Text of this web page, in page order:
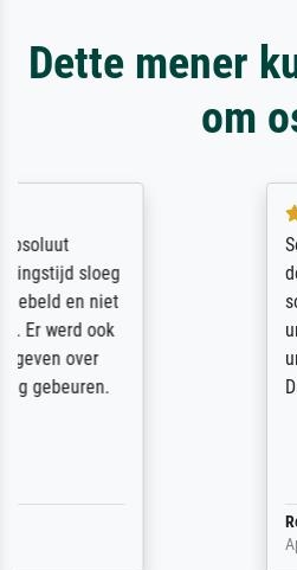
Dette mener
om
Sehr gute Qualität des
des Rahmens! Unser Bild
sorgfältig und sicher
unbeschadet bei uns
unser letzter
Dank!